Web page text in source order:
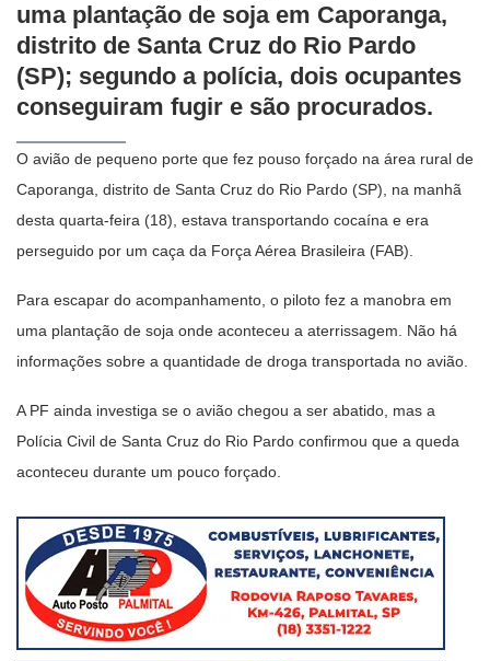
uma plantação de soja em Caporanga,
distrito de Santa Cruz do Rio Pardo
(SP); segundo a polícia, dois ocupantes
conseguiram fugir e são procurados.
O avião de pequeno porte que fez pouso forçado na área rural de
Caporanga, distrito de Santa Cruz do Rio Pardo (SP), na manhã
desta quarta-feira (18), estava transportando cocaína e era
perseguido por um caça da Força Aérea Brasileira (FAB).
Para escapar do acompanhamento, o piloto fez a manobra em
uma plantação de soja onde aconteceu a aterrissagem. Não há
informações sobre a quantidade de droga transportada no avião.
A PF ainda investiga se o avião chegou a ser abatido, mas a
Polícia Civil de Santa Cruz do Rio Pardo confirmou que a queda
aconteceu durante um pouco forçado.